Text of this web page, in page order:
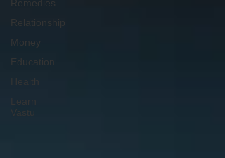
Remedies
Relationship
Money
Education
Health
Learn
Vastu